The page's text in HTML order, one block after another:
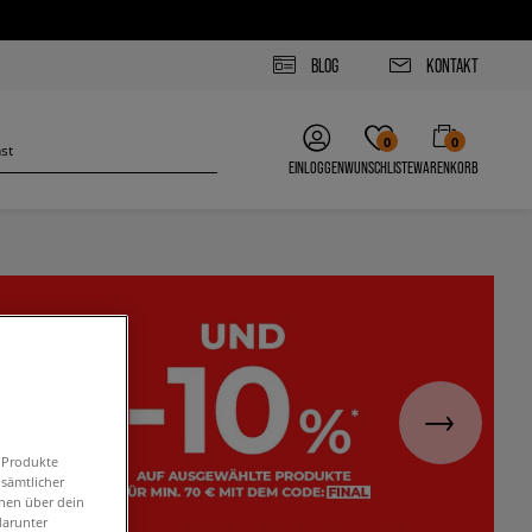
BLOG KONTAKT
EINLOGGEN
0
WUNSCHLISTE
0
WARENKORB
über dein